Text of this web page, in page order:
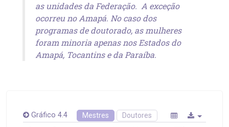
as unidades da Federação. A exceção
ocorreu no Amapá. No caso dos
programas de doutorado, as mulheres
foram minoria apenas nos Estados do
Amapá, Tocantins e da Paraíba.
Gráfico 4.4 Mestres Doutores